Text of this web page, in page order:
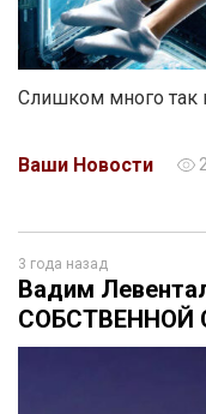
Слишком много так
Ваши Новости
3 года назад
Вадим
СОБСТВЕННОЙ